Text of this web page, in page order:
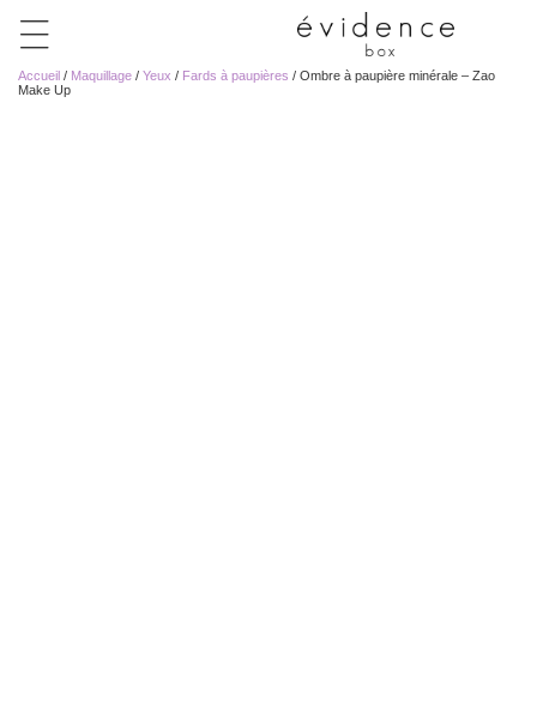
Accueil / Maquillage / Yeux / Fards à paupières / Ombre à paupière minérale – Zao
Make Up